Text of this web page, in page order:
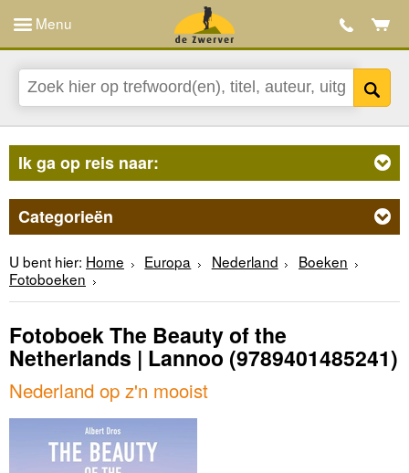
Menu
Ik ga op reis naar:
Categorieën
U bent hier: Home Europa Nederland
Boeken
Fotoboeken
Fotoboek The Beauty of the
Netherlands | Lannoo (9789401485241)
Nederland op z'n mooist